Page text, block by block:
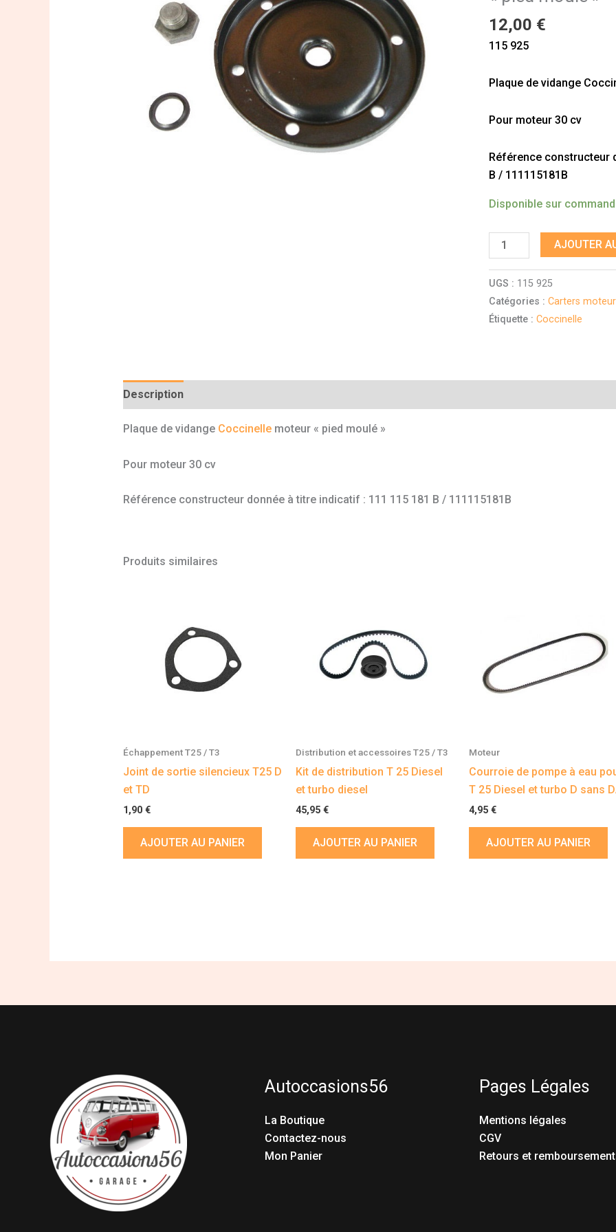
12,00 €
115 925
Plaque de vidange
Pour moteur 30 cv
Référence constructeur
B / 111115181B
Disponible sur
moulé"
AJOUTER
UGS : 115 925
Catégories :Carters
Étiquette :Coccinelle
Description
Plaque de vidange Coccinellemoteur « pied moulé »
Pour moteur 30 cv
Référence constructeur donnée à titre indicatif : 111 115 181 B / 111115181B
Produits similaires
Échappement T25 / T3
Joint de sortie silencieux T25 D
et TD
1,90 €
AJOUTER AU PANIER
Distribution et accessoires T25 / T3
Kit de distribution T 25 Diesel
et turbo diesel
45,95€
AJOUTER AU PANIER
Moteur
Courroie de pompe à eau
T 25 Diesel et turbo D sans
4,95 €
AJOUTER AU PANIER
Autoccasions56
La Boutique
Contactez-nous
Mon Panier
Pages Légales
Mentions légales
CGV
Retours et